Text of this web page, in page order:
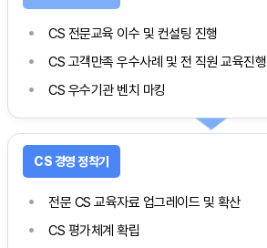
CS 전문교육 이수 및 컨설팅 진행
CS 고객만족 우수사례 및 전 직원 교육진행
CS 우수기관 벤치 마킹
전문 CS 교육자료 업그레이드 및 확산
CS 평가체계 확립